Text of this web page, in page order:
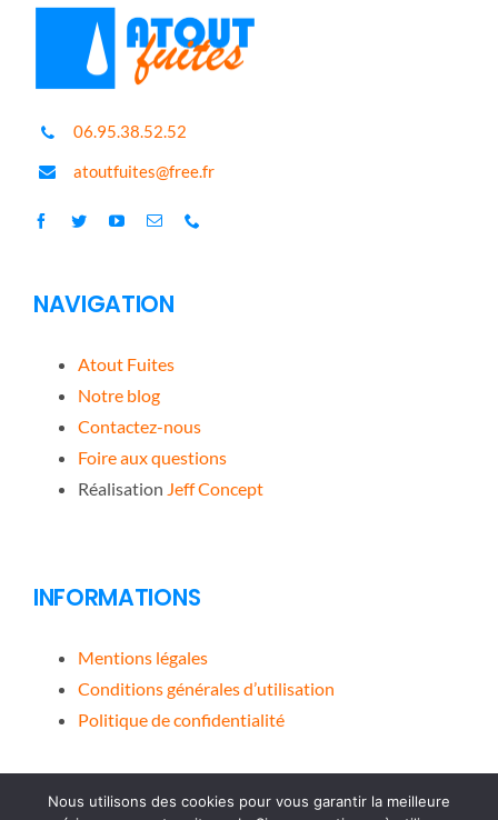
06.95.38.52.52
atoutfuites@free.fr
NAVIGATION
Atout Fuites
Notre blog
Contactez-nous
Foire aux questions
Réalisation Jeff Concept
INFORMATIONS
Mentions légales
Conditions générales d’utilisation
Politique de confidentialité
Nous utilisons des cookies pour vous garantir la meilleure